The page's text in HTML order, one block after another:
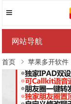
网站导航
首页 苹果多开软件